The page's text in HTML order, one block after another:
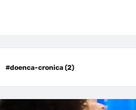
#doenca-cronica (2)